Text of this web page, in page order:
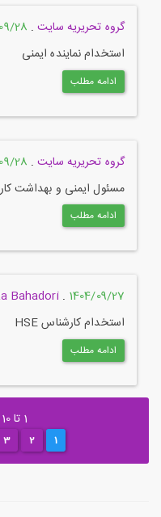
گروه تحریریه سایت.
09/28
استخدام نماینده ایمنی
ادامه مطلب
گروه تحریریه سایت.
09/28
مسئول ایمنی و بهداشت کار (HSE)
ادامه مطلب
Bahadori.1404/09/27
استخدام کارشناس HSE
ادامه مطلب